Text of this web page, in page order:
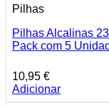
Pilhas
Pilhas Alcalinas
Pack com 5
10,95 €
Adicionar